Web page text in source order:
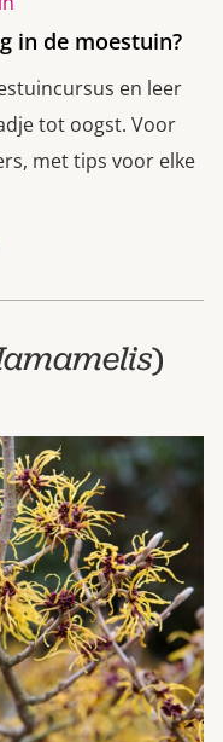
in de moestuin?
en leer
tot oogst. Voor
met tips voor elke
)